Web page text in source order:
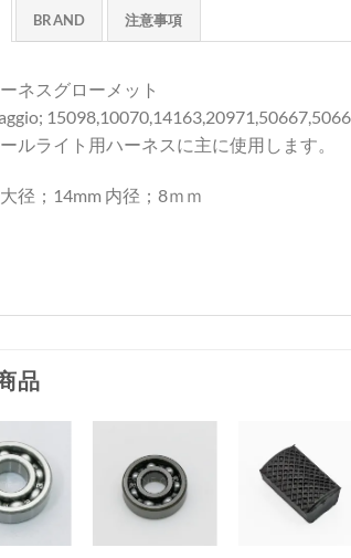
BRAND 注意事項
ネスグローメット
ルライト用ハーネスに主に使用します。
径；14mm 内径；8ｍｍ
品
お
気
に
お
気
に
お
気